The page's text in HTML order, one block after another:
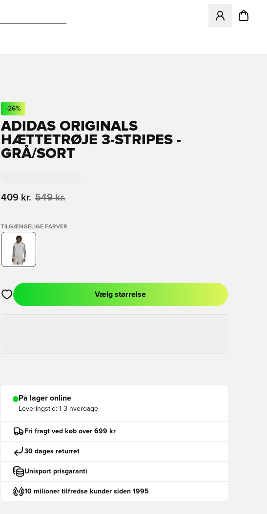
Åbner en
-26%
ADIDAS ORIGINALS
HÆTTETRØJE 3-STRIPES -
GRÅ/SORT
409 kr. 549 kr.
TILGÆNGELIGE FARVER
Åbner en Modal til at logge ind eller tilmelde dig som medlem
Vælg størrelse
På lager online
Leveringstid: 1-3 hverdage
Fri fragt ved køb over 699 kr
30 dages returret
Unisport prisgaranti
10 milioner tilfredse kunder siden 1995